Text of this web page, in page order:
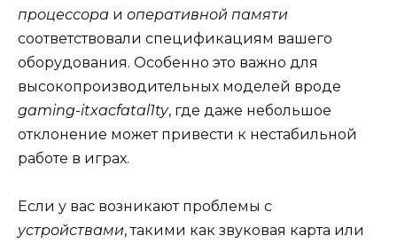
процессора и оперативной памяти
соответствовали спецификациям вашего
оборудования. Особенно это важно для
высокопроизводительных моделей вроде
gaming-itxacfatal1ty, где даже небольшое
отклонение может привести к нестабильной
работе в играх.
Если у вас возникают проблемы с
устройствами, такими как звуковая карта или